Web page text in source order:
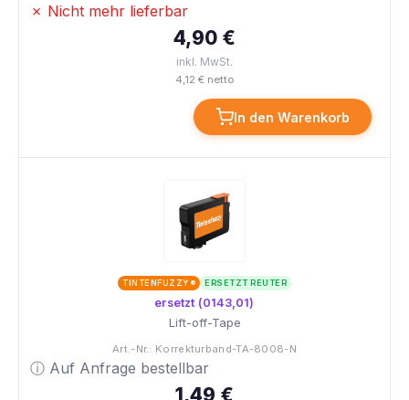
✗ Nicht mehr lieferbar
4,90 €
inkl. MwSt.
4,12 € netto
In den Warenkorb
TINTENFUZZY® ERSETZT REUTER
ersetzt (0143,01)
Lift-off-Tape
Art.-Nr.: Korrekturband-TA-8008-N
ⓘ Auf Anfrage bestellbar
1,49 €